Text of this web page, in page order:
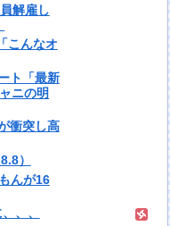
解雇し
こんなオ
ト「最新
ニの明
衝突し高
）
んが16
、、